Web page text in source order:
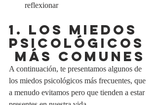
reflexionar
1. LOS MIEDOS
PSICOLÓGICOS
MÁS COMUNES
A continuación, te presentamos algunos de
los miedos psicológicos más frecuentes, que
a menudo evitamos pero que tienden a estar